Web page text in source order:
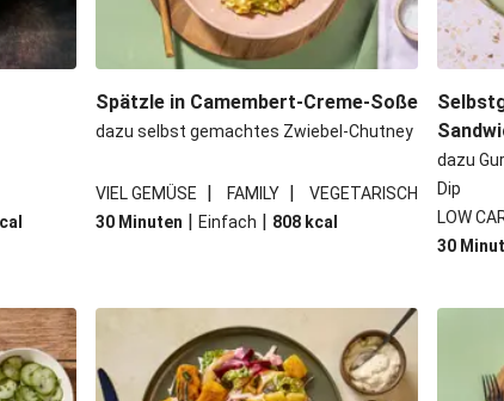
Spätzle in Camembert-Creme-Soße
dazu selbst gemachtes Zwiebel-Chutney
VIEL GEMÜSE | FAMILY |
VEGETARISCH
30 Minuten | Einfach | 808 kcal
dazu
Dip
LOW
30